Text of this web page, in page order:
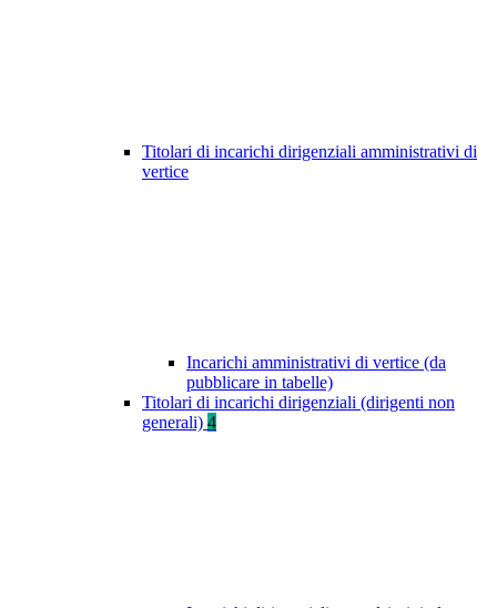
Titolari di incarichi dirigenziali amministrativi di
vertice
Incarichi amministrativi di vertice (da
pubblicare in tabelle)
Titolari di incarichi dirigenziali (dirigenti non
generali) 4